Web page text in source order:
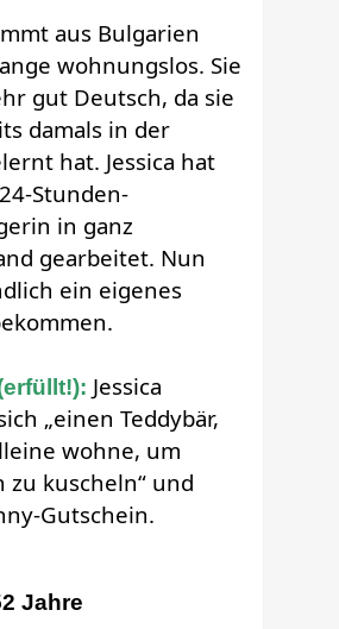
aus Bulgarien
wohnungslos. Sie
gut Deutsch, da sie
damals in der
hat. Jessica hat
Stunden-
in ganz
gearbeitet. Nun
ein eigenes
Jessica
„einen Teddybär,
wohne, um
zu kuscheln“ und
Gutschein.
Jahre